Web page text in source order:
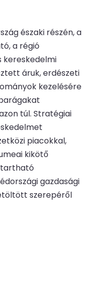
északi részén, a
a régió
kereskedelmi
áruk, erdészeti
kezelésére
túl. Stratégiai
piacokkal,
kikötő
gazdasági
szerepéről